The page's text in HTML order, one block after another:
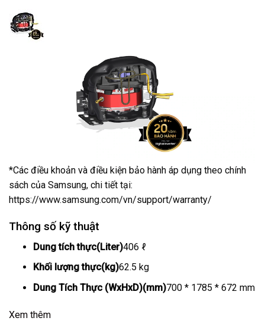
*Các điều khoản và điều kiện bảo hành áp dụng theo chính
sách của Samsung, chi tiết tại:
https://www.samsung.com/vn/support/warranty/
Thông số kỹ thuật
Dung tích thực(Liter)406 ℓ
Khối lượng thực(kg)62.5 kg
Dung Tích Thực (WxHxD)(mm)700 * 1785 * 672 mm
Xem thêm